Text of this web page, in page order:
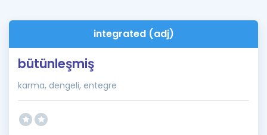
integrated (adj)
bütünleşmiş
karma, dengeli, entegre